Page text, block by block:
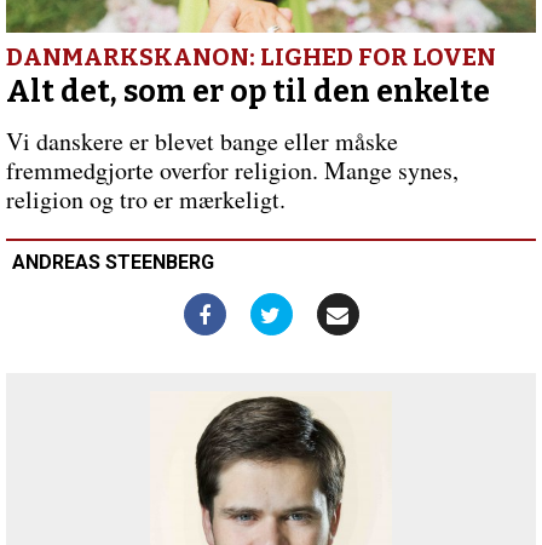
indlæg:
Flittige
masker
Guds
store
strikketøj
DANMARKSKANON: LIGHED FOR LOVEN
Alt det, som er op til den enkelte
Vi danskere er blevet bange eller måske
fremmedgjorte overfor religion. Mange synes,
religion og tro er mærkeligt.
ANDREAS STEENBERG